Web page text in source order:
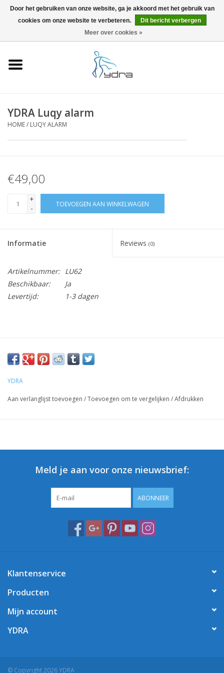
0 Artikelen - €0,00
YDRA Luqy alarm
HOME/ LUQY ALARM
€49,00
+
-
TOEVOEGEN AAN WINKELWAGEN
Informatie Reviews (0)
Artikelnummer: LU62
Beschikbaar:
Ja
Levertijd:
1-3 dagen
YDRA
Aan verlanglijst toevoegen /Toevoegen om te vergelijken /Afdrukken
Meld je aan voor onze nieuwsbrief:
ABONNEER
Klantenservice
Producten
Mijn account
YDRA
© Copyright 2026 YDRA
Door het gebruiken van onze website, ga je akkoord met het gebruik van
cookies om onze website te verbeteren.
Dit bericht verbergen
Meer over cookies »